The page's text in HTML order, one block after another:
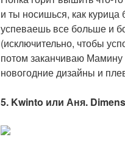
и ты носишься, как
успеваешь все больше и
(исключительно, чтобы
потом заканчиваю
новогодние дизайны и
5. Kwinto или Аня.